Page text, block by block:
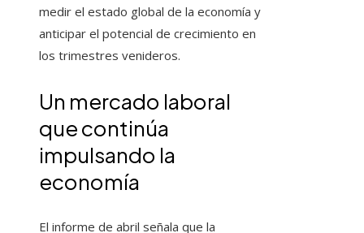
medir el estado global de la economía y
anticipar el potencial de crecimiento en
los trimestres venideros.
Un mercado laboral
que continúa
impulsando la
economía
El informe de abril señala que la